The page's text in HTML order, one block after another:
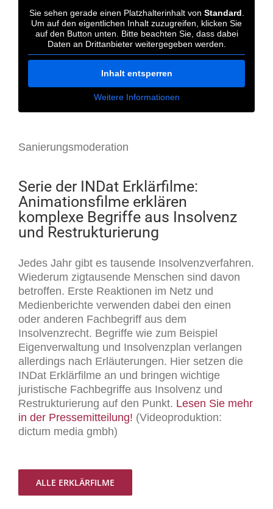
Sie sehen gerade einen Platzhalterinhalt von Standard
Um auf den eigentlichen Inhalt zuzugreifen, klicken Sie
auf den Button unten. Bitte beachten Sie, dass dabei
Daten an Drittanbieter weitergegeben werden.
Inhalt entsperren
Weitere Informationen
Sanierungsmoderation
Serie der INDat Erklärfilme:
Animationsfilme erklären
komplexe Begriffe aus Insolvenz
und Restrukturierung
Jedes Jahr gibt es tausende Insolvenzverfahren.
Wiederum zigtausende Menschen sind davon
betroffen. Erste Reaktionen im Netz und
Medienberichte verwenden dabei den einen
oder anderen Fachbegriff aus dem
Insolvenzrecht. Begriffe wie zum Beispiel
Eigenverwaltung und Insolvenzplan verlangen
allerdings nach Erläuterungen. Hier setzen die
INDat Erklärfilme an und bringen wichtige
juristische Fachbegriffe aus Insolvenz und
Restrukturierung auf den Punkt. Lesen Sie mehr
in der Pressemitteilung! (Videoproduktion:
dictum media gmbh)
ALLE ERKLÄRFILME